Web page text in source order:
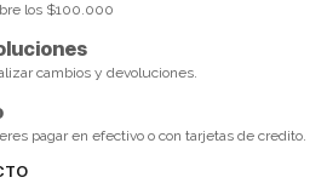
los $100.000
cambios y devoluciones.
pagar en efectivo o con tarjetas de credito.